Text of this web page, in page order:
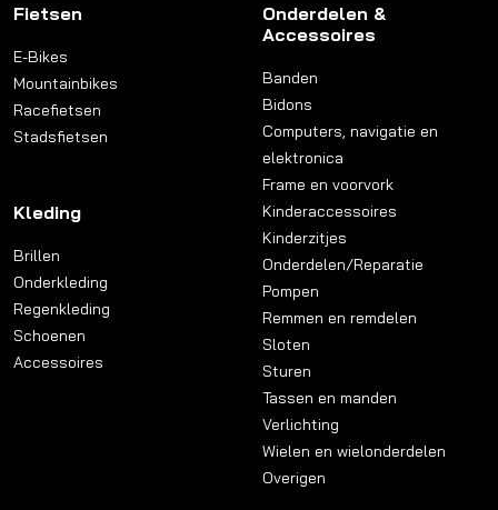
Fietsen
E-Bikes
Mountainbikes
Racefietsen
Stadsfietsen
Kleding
Brillen
Onderkleding
Regenkleding
Schoenen
Accessoires
Onderdelen &
Accessoires
Banden
Bidons
Computers, navigatie en
elektronica
Frame en voorvork
Kinderaccessoires
Kinderzitjes
Onderdelen/Reparatie
Pompen
Remmen en remdelen
Sloten
Sturen
Tassen en manden
Verlichting
Wielen en wielonderdelen
Overigen